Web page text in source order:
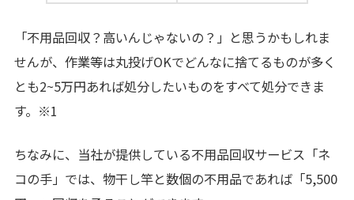
「不用品回収？高いんじゃないの？」と思うかもしれま
せんが、作業等は丸投げOKでどんなに捨てるものが多く
とも2~5万円あれば処分したいものをすべて処分できま
す。※1
ちなみに、当社が提供している不用品回収サービス「ネ
コの手」では、物干し竿と数個の不用品であれば「5,500